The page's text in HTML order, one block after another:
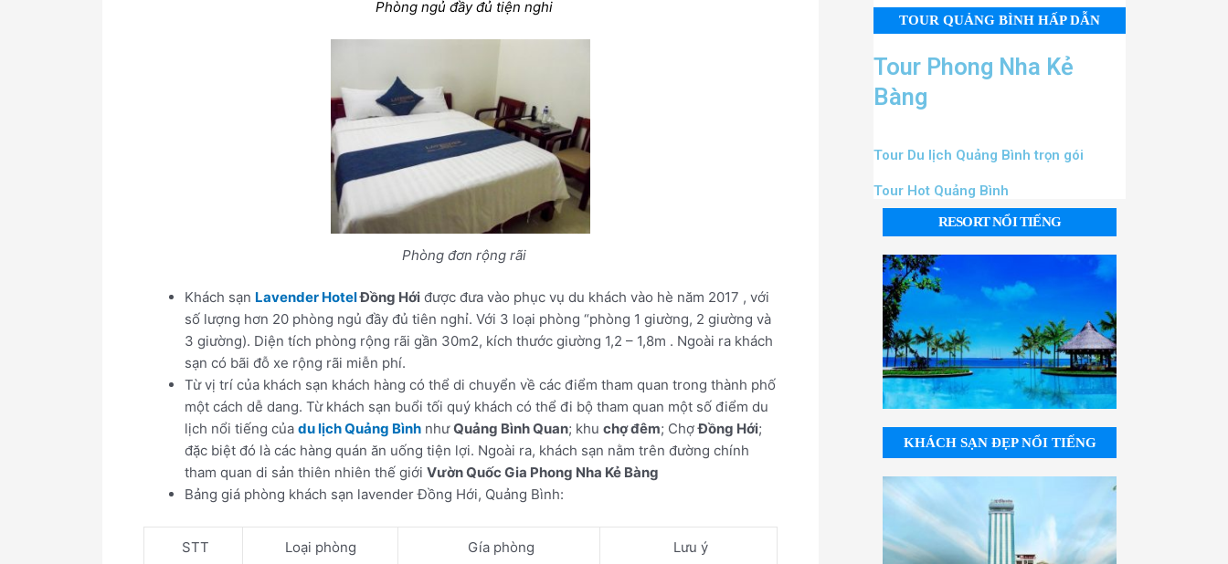
Phòng ngủ đầy đủ tiện nghi
Phòng đơn rộng rãi
Khách sạn Lavender HotelĐồng Hới được đưa vào phục vụ du khách vào hè năm 2017 , với
số lượng hơn 20 phòng ngủ đầy đủ tiên nghỉ. Với 3 loại phòng “phòng 1 giường, 2 giường và
3 giường). Diện tích phòng rộng rãi gần 30m2, kích thước giường 1,2 – 1,8m . Ngoài ra khách
sạn có bãi đỗ xe rộng rãi miễn phí.
Từ vị trí của khách sạn khách hàng có thể di chuyển về các điểm tham quan trong thành phố
một cách dễ dang. Từ khách sạn buổi tối quý khách có thể đi bộ tham quan một số điểm du
lịch nổi tiếng của du lịch Quảng Bình nhưQuảng Bình Quan; khu chợ đêm; ChợĐồng Hới;
đặc biệt đó là các hàng quán ăn uống tiện lợi. Ngoài ra, khách sạn nằm trên đường chính
tham quan di sản thiên nhiên thế giới Vườn Quốc Gia Phong Nha Kẻ Bàng
Bảng giá phòng khách sạn lavender Đồng Hới, Quảng Bình:
STT Loại phòng Gía phòng Lưu ý
TOUR QUẢNG BÌNH HẤP DẪN
Tour Phong Nha Kẻ
Bàng
Tour Du lịch Quảng Bình trọn gói
Tour Hot Quảng Bình
RESORT NỔI TIẾNG
KHÁCH SẠN ĐẸP NỔI TIẾNG